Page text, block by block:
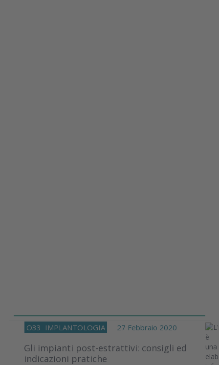
O33 IMPLANTOLOGIA 27 Febbraio 2020
Gli impianti post-estrattivi: consigli ed
indicazioni pratiche